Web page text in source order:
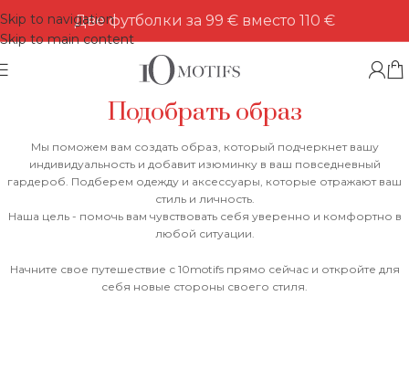
Skip to navigation
Skip to main content
Две футболки за 99 € вместо 110 €
Подобрать образ
Мы поможем вам создать образ, который подчеркнет вашу
индивидуальность и добавит изюминку в ваш повседневный
гардероб. Подберем одежду и аксессуары, которые отражают ваш
стиль и личность.
Наша цель - помочь вам чувствовать себя уверенно и комфортно в
любой ситуации.
Начните свое путешествие с 10motifs прямо сейчас и откройте для
себя новые стороны своего стиля.